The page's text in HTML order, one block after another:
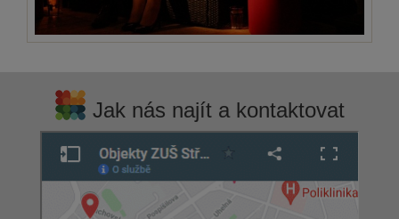
Jak nás najít a kontaktovat